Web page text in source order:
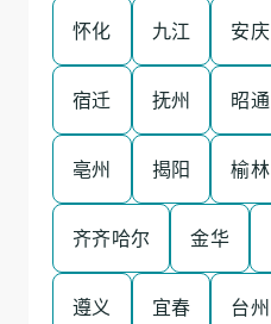
怀化 九江 安庆
宿迁 抚州 昭通
亳州 揭阳 榆林
齐齐哈尔 金华
遵义 宜春 台州